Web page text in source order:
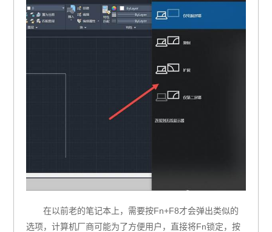
在以前老的笔记本上，需要按Fn+F8才会弹出类似的
选项，计算机厂商可能为了方便用户，直接将Fn锁定，按